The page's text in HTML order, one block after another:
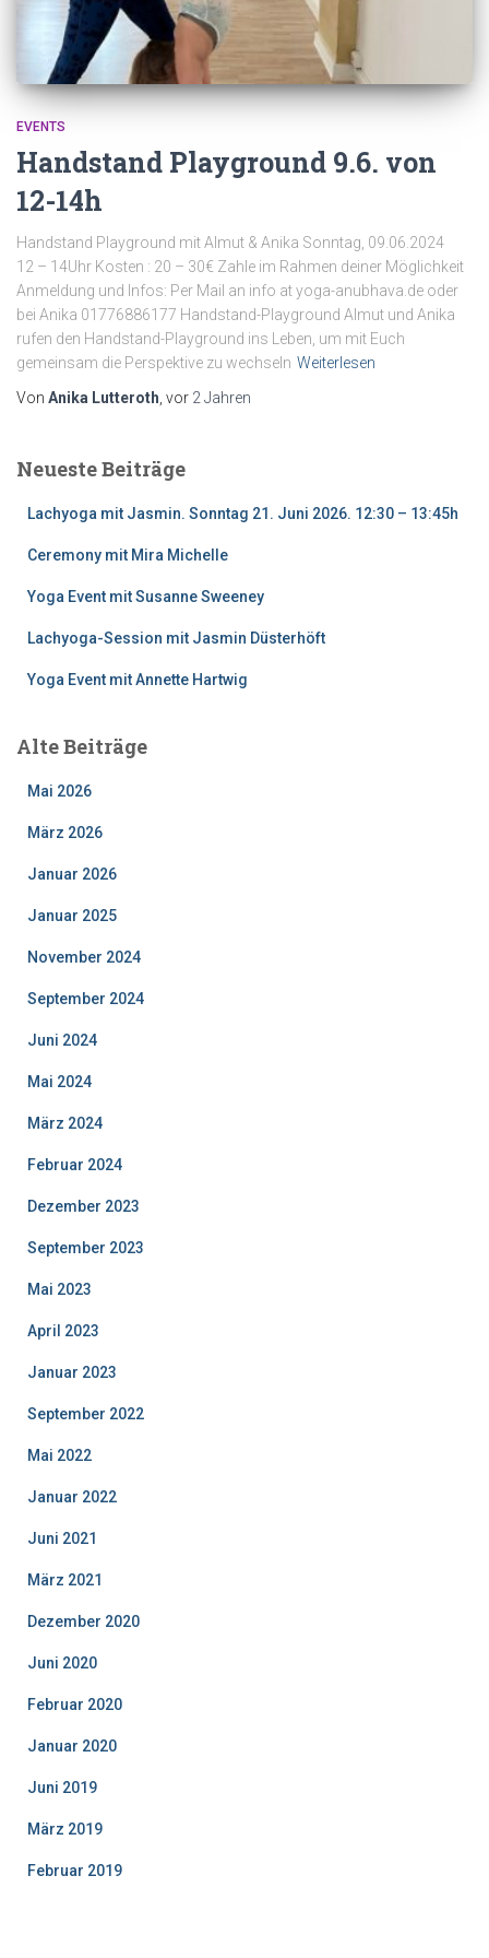
EVENTS
Handstand Playground 9.6. von
12-14h
Handstand Playground mit Almut & Anika Sonntag, 09.06.2024
12 – 14Uhr Kosten : 20 – 30€ Zahle im Rahmen deiner Möglichkeit
Anmeldung und Infos: Per Mail an info at yoga-anubhava.de oder
bei Anika 01776886177 Handstand-Playground Almut und Anika
rufen den Handstand-Playground ins Leben, um mit Euch
gemeinsam die Perspektive zu wechseln Weiterlesen
Von Anika Lutteroth , vor 2 Jahren
Neueste Beiträge
Lachyoga mit Jasmin. Sonntag 21. Juni 2026. 12:30 – 13:45h
Ceremony mit Mira Michelle
Yoga Event mit Susanne Sweeney
Lachyoga-Session mit Jasmin Düsterhöft
Yoga Event mit Annette Hartwig
Alte Beiträge
Mai 2026
März 2026
Januar 2026
Januar 2025
November 2024
September 2024
Juni 2024
Mai 2024
März 2024
Februar 2024
Dezember 2023
September 2023
Mai 2023
April 2023
Januar 2023
September 2022
Mai 2022
Januar 2022
Juni 2021
März 2021
Dezember 2020
Juni 2020
Februar 2020
Januar 2020
Juni 2019
März 2019
Februar 2019